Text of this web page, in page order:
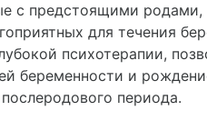
с предстоящими
для течения
психотерапии,
беременности и
периода.